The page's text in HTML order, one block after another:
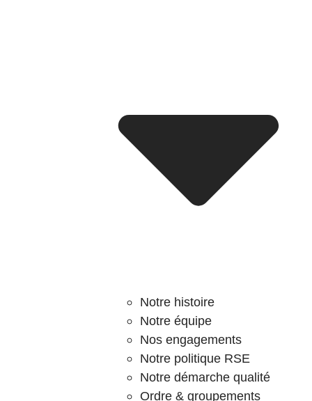
Notre histoire
Notre équipe
Nos engagements
Notre politique RSE
Notre démarche qualité
Ordre & groupements